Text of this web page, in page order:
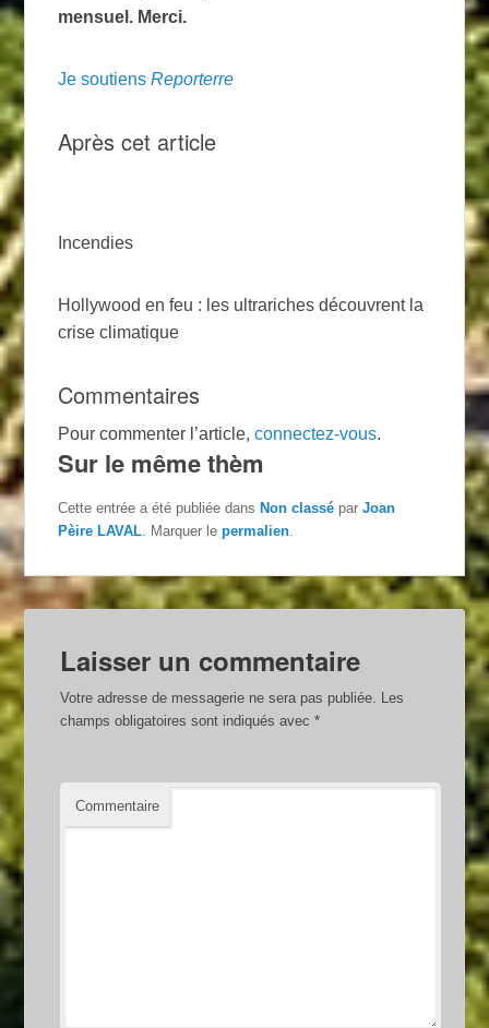
mensuel. Merci.
Je soutiensReporterre
Après cet article
Incendies
Hollywood en feu : les ultrariches découvrent la
crise climatique
Commentaires
Pour commenter l’article,connectez-vous.
Sur le même thèm
Cette entrée a été publiée dans Non classé parJoan
Pèire LAVAL. Marquer lepermalien.
Laisser un commentaire
Votre adresse de messagerie ne sera pas publiée. Les
champs obligatoires sont indiqués avec*
Commentaire